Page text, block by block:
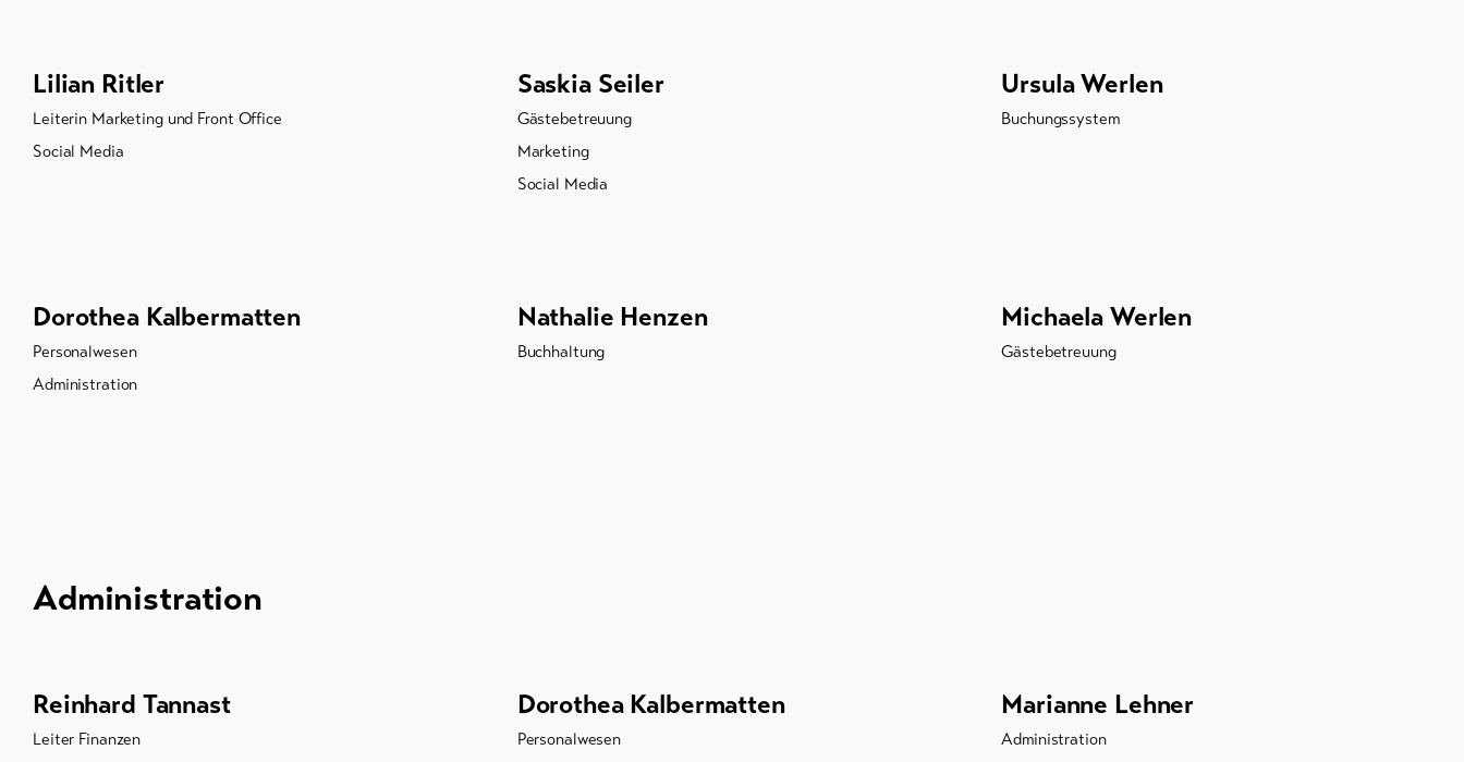
Lilian Ritler
Leiterin Marketing und Front Office
Social Media
Saskia Seiler
Gästebetreuung
Marketing
Social Media
Ursula Werlen
Buchungssystem
Dorothea Kalbermatten
Personalwesen
Administration
Nathalie Henzen
Buchhaltung
Michaela Werlen
Gästebetreuung
Administration
Reinhard Tannast
Leiter Finanzen
Dorothea Kalbermatten
Personalwesen
Marianne Lehner
Administration